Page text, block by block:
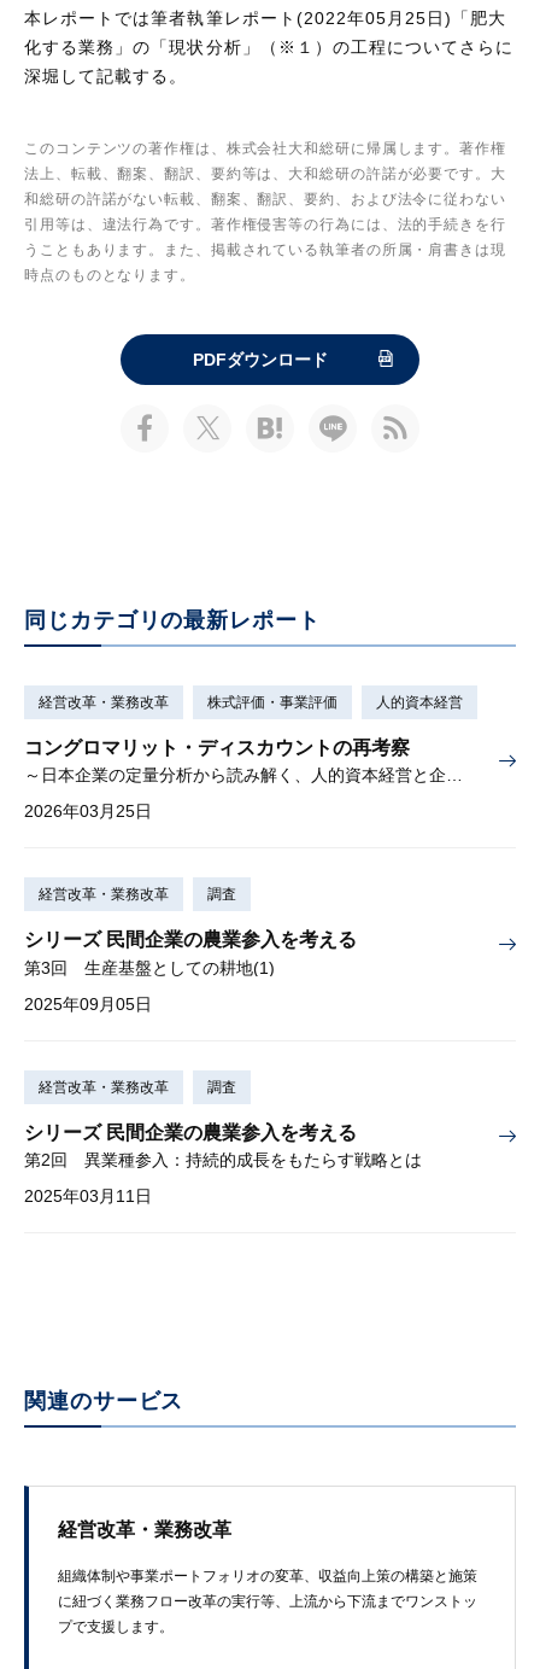
本レポートでは筆者執筆レポート(2022年05月25日)「肥大
化する業務」の「現状分析」（※１）の工程についてさらに
深堀して記載する。
このコンテンツの著作権は、株式会社大和総研に帰属します。著作権
法上、転載、翻案、翻訳、要約等は、大和総研の許諾が必要です。大
和総研の許諾がない転載、翻案、翻訳、要約、および法令に従わない
引用等は、違法行為です。著作権侵害等の行為には、法的手続きを行
うこともあります。また、掲載されている執筆者の所属・肩書きは現
時点のものとなります。
PDFダウンロード
同じカテゴリの最新レポート
経営改革・業務改革 株式評価・事業評価 人的資本経営
コングロマリット・ディスカウントの再考察
～日本企業の定量分析から読み解く、人的資本経営と企業価値の新関係～
2026年03月25日
経営改革・業務改革 調査
シリーズ 民間企業の農業参入を考える
第3回 生産基盤としての耕地(1)
2025年09月05日
経営改革・業務改革 調査
シリーズ 民間企業の農業参入を考える
第2回 異業種参入：持続的成長をもたらす戦略とは
2025年03月11日
関連のサービス
経営改革・業務改革
組織体制や​事業ポートフォリオの​変革、​収益向上策の​構築と​施策
に​紐づく​業務フロー改革の​実行等、​上流から​下流まで​ワンストッ
プで​支援します。